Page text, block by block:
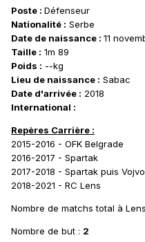
Poste : Défenseur
Nationalité : Serbe
Date de naissance : 11
Taille : 1m 89
Poids : --kg
Lieu de naissance : Sabac
Date d'arrivée : 2018
International :
Repères Carrière :
2015-2016 - OFK Belgrade
2016-2017 - Spartak
2017-2018 - Spartak puis
2018-2021 - RC Lens
Nombre de matchs total à
Nombre de but : 2